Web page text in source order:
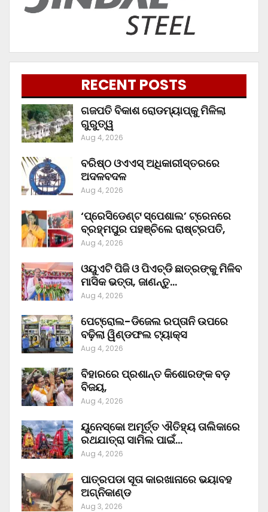
RECENT POSTS
ଗଜପତି ବିକାଶ ରୋଡମ୍ୟାପ୍‌କୁ ମିଳିଲା
ଗୁରୁତ୍ୱ
Aug 4, 2026
ବରିଷ୍ଠ ଓଏଏସ୍‌ ଅଧିକାରୀସ୍ତରରେ
ଅଦଳବଦଳ
Aug 4, 2026
‘ପ୍ରେସିଡେଣ୍ଟ ସ୍ପେଶାଲ’ ଟ୍ରେନରେ
ବ୍ରହ୍ମପୁର ପହଞ୍ଚିଲେ ରାଷ୍ଟ୍ରପତି,
Aug 4, 2026
ଓୟୁଏଟି ପିଜି ଓ ପିଏଚ୍‌ଡି ଛାତ୍ରଙ୍କୁ ମିଳିବ
ମାସିକ ଭତ୍ତା, ଜାଣନ୍ତୁ…
Aug 4, 2026
ପେଟ୍ରୋଲ-ଡିଜେଲ ରପ୍ତାନି ଉପରେ
ବଢ଼ିଲା ୱିଣ୍ଡଫଲ ଟ୍ୟାକ୍ସ
Aug 4, 2026
ବିହାରରେ ପ୍ରଶାନ୍ତ କିଶୋରଙ୍କ ବଡ଼
ବିଜୟ,
Aug 4, 2026
ୟୁନେସ୍କୋ ଅମୂର୍ତ୍ତ ଐତିହ୍ୟ ତାଲିକାରେ
ରଥଯାତ୍ରା ସାମିଲ ପାଇଁ…
Aug 4, 2026
ପାତ୍ରପଡା ସୂତା କାରଖାନାରେ ଭୟାବହ
ଅଗ୍ନିକାଣ୍ଡ
Aug 3, 2026